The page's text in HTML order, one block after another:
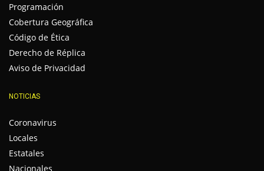
Programación
Cobertura Geográfica
Código de Ética
Derecho de Réplica
Aviso de Privacidad
NOTICIAS
Coronavirus
Locales
Estatales
Nacionales